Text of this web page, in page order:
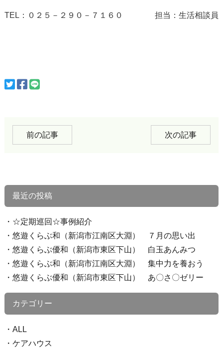
TEL：０２５－２９０－７１６０ 担当：生活相談員
前の記事 次の記事
最近の投稿
☆定期巡回☆事例紹介
悠遊くらぶ和（新潟市江南区大淵） ７月の思い出
悠遊くらぶ優和（新潟市東区下山） 白玉あんみつ
悠遊くらぶ和（新潟市江南区大淵） 集中力を養おう
悠遊くらぶ優和（新潟市東区下山） あ〇さ〇ゼリー
カテゴリー
ALL
ケアハウス